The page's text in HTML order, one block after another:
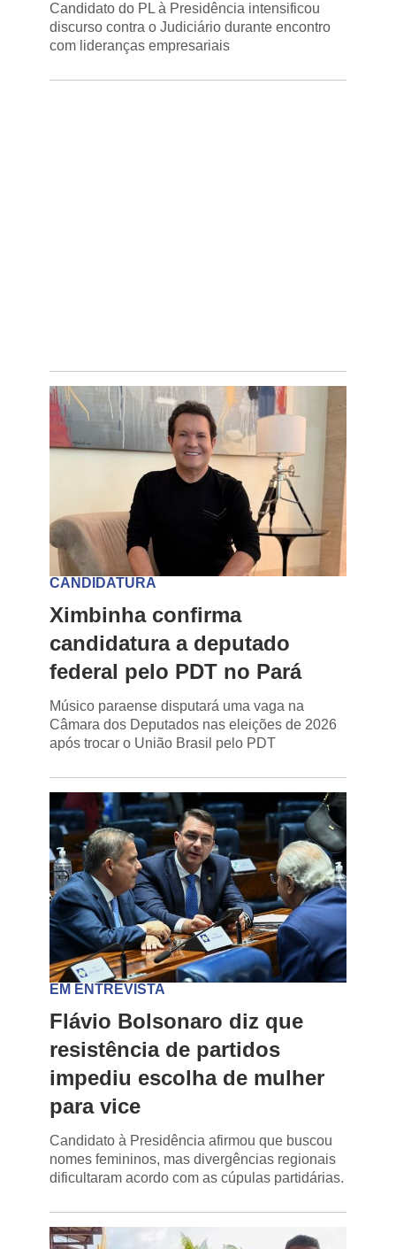
Candidato do PL à Presidência intensificou
discurso contra o Judiciário durante encontro
com lideranças empresariais
CANDIDATURA
Ximbinha confirma
candidatura a deputado
federal pelo PDT no Pará
Músico paraense disputará uma vaga na
Câmara dos Deputados nas eleições de 2026
após trocar o União Brasil pelo PDT
EM ENTREVISTA
Flávio Bolsonaro diz que
resistência de partidos
impediu escolha de mulher
para vice
Candidato à Presidência afirmou que buscou
nomes femininos, mas divergências regionais
dificultaram acordo com as cúpulas partidárias.